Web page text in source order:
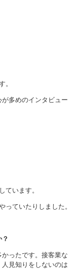
。
多めのインタビュー
ています。
っていたりしました。
ったです。接客業な
見知りをしないのは